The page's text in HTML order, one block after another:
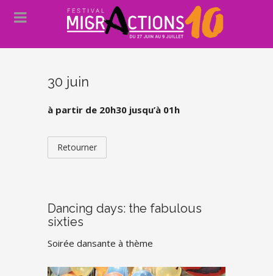
30 juin
à partir de 20h30 jusqu’à 01h
Retourner
Dancing days: the fabulous
sixties
Soirée dansante à thème